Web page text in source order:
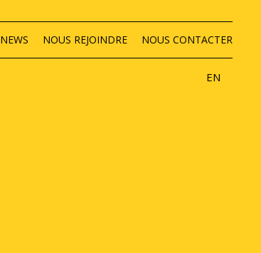
NEWS NOUS REJOINDRE NOUS CONTACTER
EN